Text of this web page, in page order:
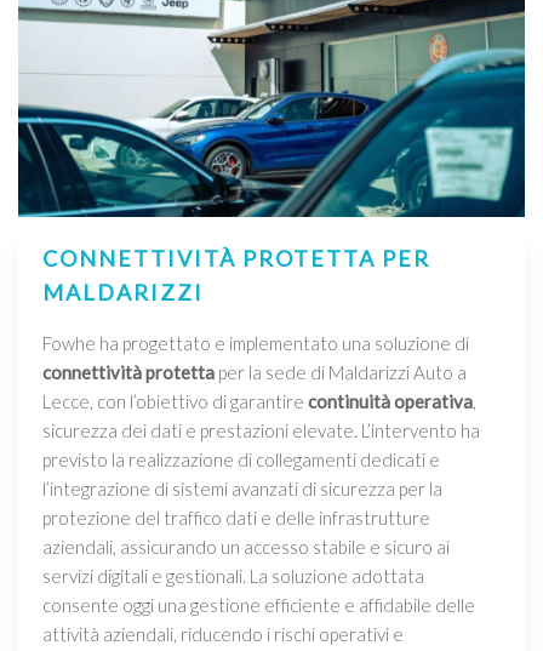
CONNETTIVITÀ PROTETTA PER
MALDARIZZI
Fowhe ha progettato e implementato una soluzione di
connettività protetta per la sede di Maldarizzi Auto a
Lecce, con l’obiettivo di garantire continuità operativa,
sicurezza dei dati e prestazioni elevate. L’intervento ha
previsto la realizzazione di collegamenti dedicati e
l’integrazione di sistemi avanzati di sicurezza per la
protezione del traffico dati e delle infrastrutture
aziendali, assicurando un accesso stabile e sicuro ai
servizi digitali e gestionali. La soluzione adottata
consente oggi una gestione efficiente e affidabile delle
attività aziendali, riducendo i rischi operativi e